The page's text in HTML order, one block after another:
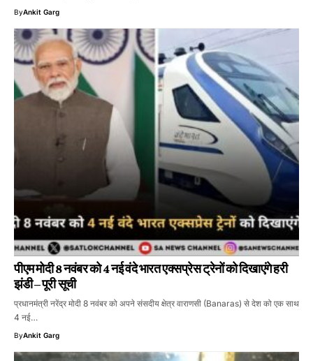
ByAnkit Garg
पीएम मोदी 8 नवंबर को 4 नई वंदे भारत एक्सप्रेस ट्रेनों को दिखाएंगे हरी
झंडी – पूरी सूची
प्रधानमंत्री नरेंद्र मोदी 8 नवंबर को अपने संसदीय क्षेत्र वाराणसी (Banaras) से देश को एक साथ
4 नई…
ByAnkit Garg